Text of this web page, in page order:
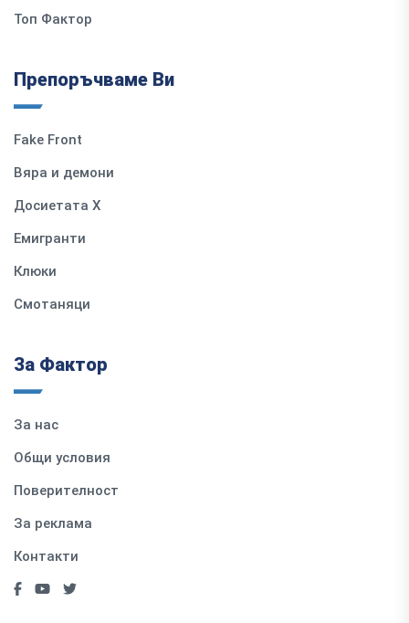
Топ Фактор
Препоръчваме Ви
Fake Front
Вяра и демони
Досиетата Х
Емигранти
Клюки
Смотаняци
За Фактор
За нас
Общи условия
Поверителност
За реклама
Контакти